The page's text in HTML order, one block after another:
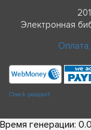
Электронная
Check passport
Время генерации: